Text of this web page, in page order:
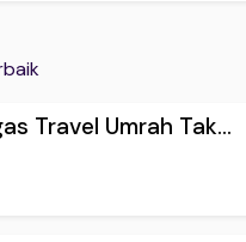
Travel Umrah Tak...